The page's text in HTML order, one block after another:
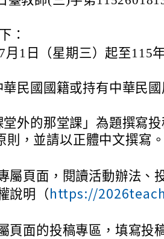
：
月1日（星期三）起至115
民國國籍或持有中華民
外的那堂課」為題撰寫
則，並請以正體中文撰寫。
屬頁面，閱讀活動辦法、
說明（ https://
頁面的投稿專區，填寫投